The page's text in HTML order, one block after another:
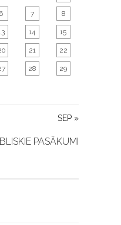
SEP »
6 7 8
14 15
21 22
28 29
PASĀKUMI